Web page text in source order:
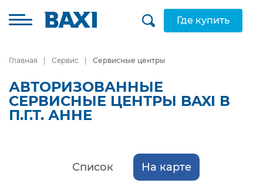
Где купить
Главная Сервис Сервисные центры
АВТОРИЗОВАННЫЕ
СЕРВИСНЫЕ ЦЕНТРЫ BAXI В
П.Г.Т. АННЕ
Список На карте